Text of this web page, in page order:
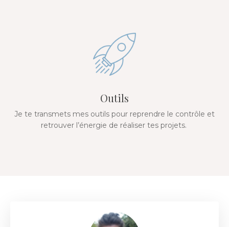
Outils
Je te transmets mes outils pour reprendre le contrôle et
retrouver l’énergie de réaliser tes projets.